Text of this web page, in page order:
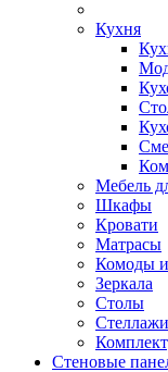
Кухня
Мебель
Шкафы
Кровати
Матрасы
Комоды
Зеркала
Столы
Стеновые